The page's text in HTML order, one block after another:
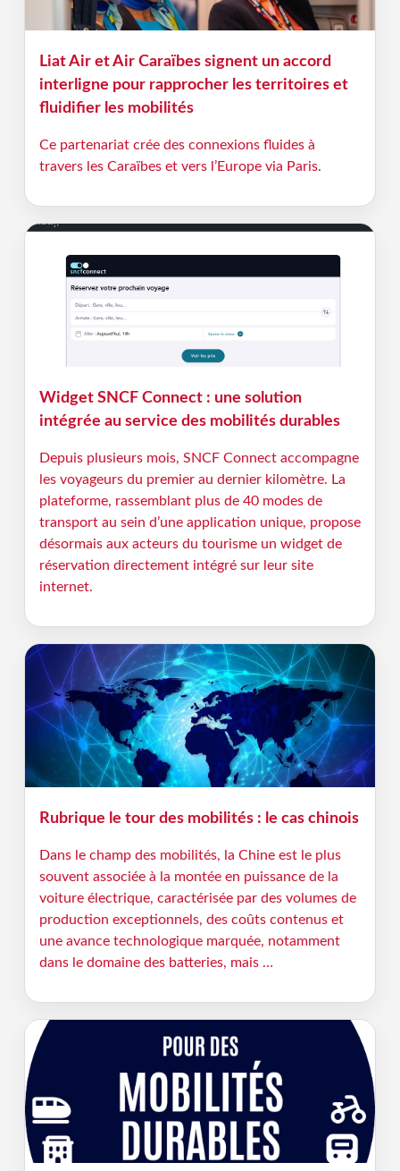
Liat Air et Air Caraïbes signent un accord
interligne pour rapprocher les territoires et
fluidifier les mobilités
Ce partenariat crée des connexions fluides à
travers les Caraïbes et vers l’Europe via Paris.
Widget SNCF Connect : une solution
intégrée au service des mobilités durables
Depuis plusieurs mois, SNCF Connect accompagne
les voyageurs du premier au dernier kilomètre. La
plateforme, rassemblant plus de 40 modes de
transport au sein d’une application unique, propose
désormais aux acteurs du tourisme un widget de
réservation directement intégré sur leur site
internet.
Rubrique le tour des mobilités : le cas chinois
Dans le champ des mobilités, la Chine est le plus
souvent associée à la montée en puissance de la
voiture électrique, caractérisée par des volumes de
production exceptionnels, des coûts contenus et
une avance technologique marquée, notamment
dans le domaine des batteries, mais …